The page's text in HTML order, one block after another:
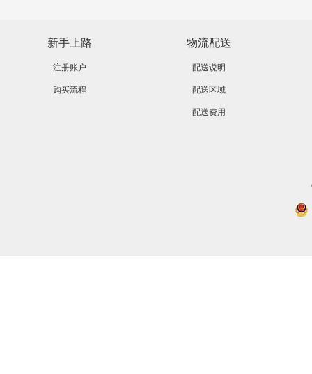
新手上路
注册账户
购买流程
物流配送
配送说明
配送区域
配送费用